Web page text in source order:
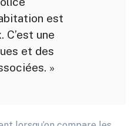
est
C’est une
et des
»